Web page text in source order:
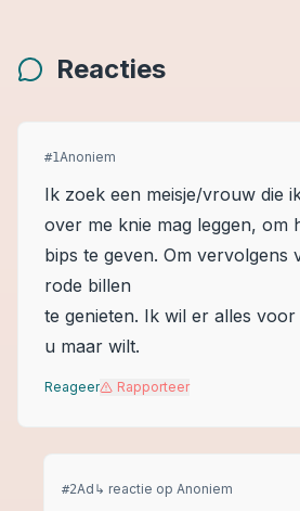
Reacties
#1Anoniem
Ik zoek een meisje/vrouw die
over me knie mag leggen, om
bips te geven. Om vervolgens
rode billen
te genieten. Ik wil er alles
u maar wilt.
Reageer Rapporteer
#2Ad ↳ reactie op Anoniem